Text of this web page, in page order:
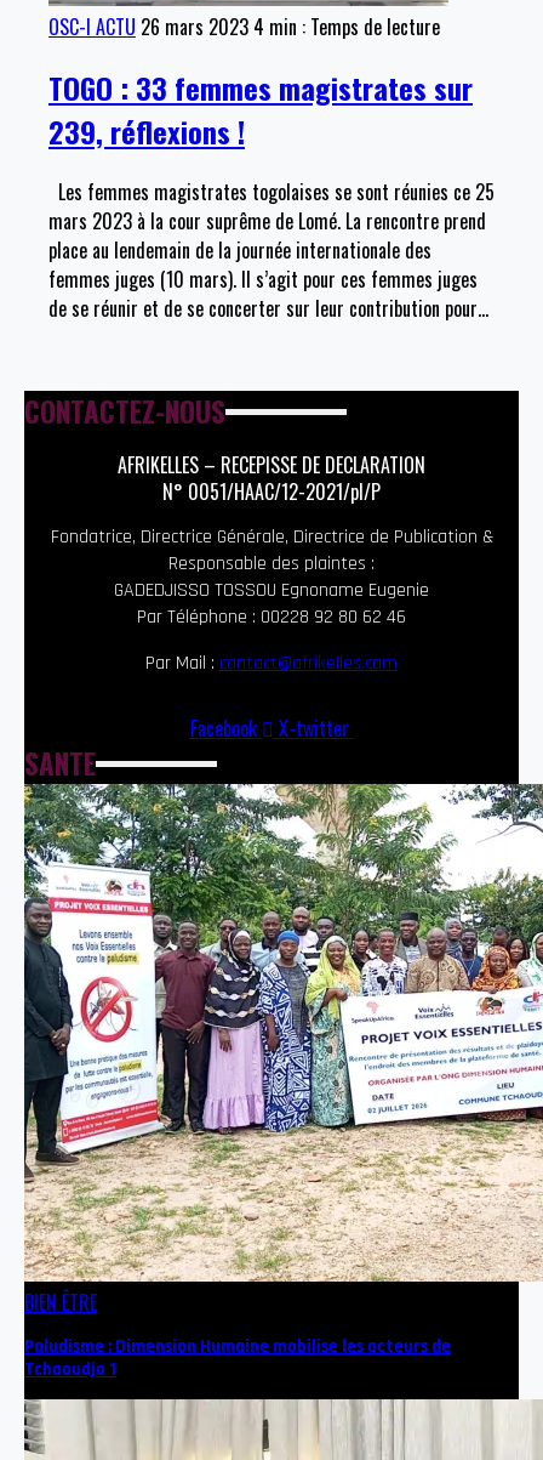
OSC-I ACTU 26 mars 2023 4 min : Temps de lecture
TOGO : 33 femmes magistrates sur
239, réflexions !
Les femmes magistrates togolaises se sont réunies ce 25
mars 2023 à la cour suprême de Lomé. La rencontre prend
place au lendemain de la journée internationale des
femmes juges (10 mars). Il s’agit pour ces femmes juges
de se réunir et de se concerter sur leur contribution pour…
CONTACTEZ-NOUS
AFRIKELLES – RECEPISSE DE DECLARATION
N° 0051/HAAC/12-2021/pl/P
Fondatrice, Directrice Générale, Directrice de Publication &
Responsable des plaintes :
GADEDJISSO TOSSOU Egnoname Eugenie
Par Téléphone : 00228 92 80 62 46
Par Mail : contact@afrikelles.com
Facebook X-twitter
SANTE
BIEN ÊTRE
Paludisme : Dimension Humaine mobilise les acteurs de
Tchaoudjo 1